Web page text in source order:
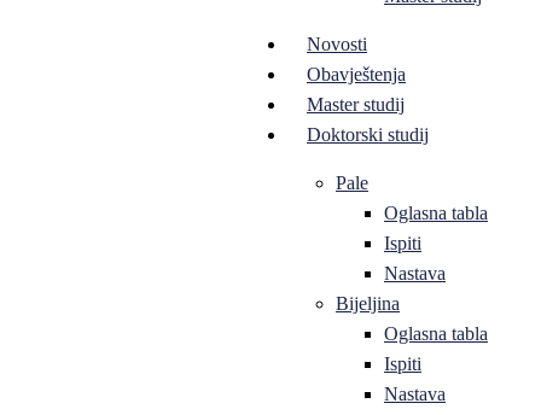
Novosti
Obavještenja
Master studij
Doktorski studij
Pale
Oglasna tabla
Ispiti
Nastava
Bijeljina
Oglasna tabla
Ispiti
Nastava